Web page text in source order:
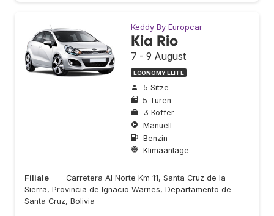
Keddy By Europcar
Kia Rio
7 - 9 August
ECONOMY ELITE
5 Sitze
5 Türen
3 Koffer
Manuell
Benzin
Klimaanlage
Filiale
Carretera Al Norte Km 11, Santa Cruz de la
Sierra, Provincia de Ignacio Warnes, Departamento de
Santa Cruz, Bolivia